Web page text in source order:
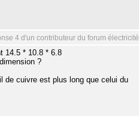
4 d'un contributeur du forum électricité
14.5 * 10.8 * 6.8
?
de cuivre est plus long que celui du